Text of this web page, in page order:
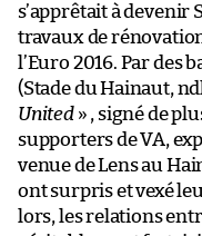
s’apprêtait à devenir
travaux de
l’Euro 2016. Par des
(Stade du Hainaut,
United» , signé de
supporters de VA,
venue de Lens au
ont surpris et vexé
lors, les relations